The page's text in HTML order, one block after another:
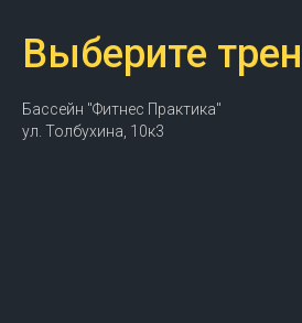
Выберите
Бассейн "Фитнес Практика"
ул. Толбухина, 10к3